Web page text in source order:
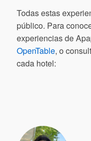
Todas estas
público. Para
experiencias de
OpenTable, o
cada hotel: